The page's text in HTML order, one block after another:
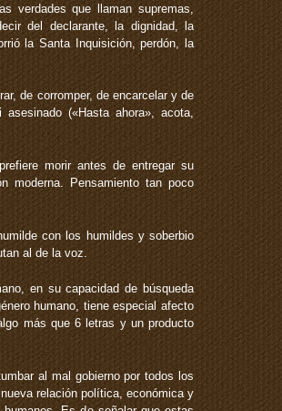
verdades que llaman supremas,
del declarante, la dignidad, la
la Santa Inquisición, perdón, la
de corromper, de encarcelar y de
(«Hasta ahora», acota,
morir antes de entregar su
moderna. Pensamiento tan poco
con los humildes y soberbio
al de la voz.
en su capacidad de búsqueda
humano, tiene especial afecto
más que 6 letras y un producto
al mal gobierno por todos los
relación política, económica y